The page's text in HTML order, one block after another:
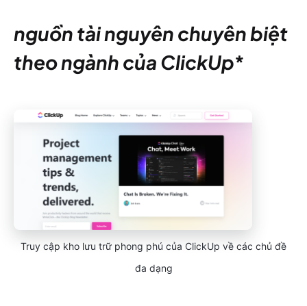
nguồn tài nguyên chuyên biệt
theo ngành của ClickUp*
Truy cập kho lưu trữ phong phú của ClickUp về các chủ đề
đa dạng